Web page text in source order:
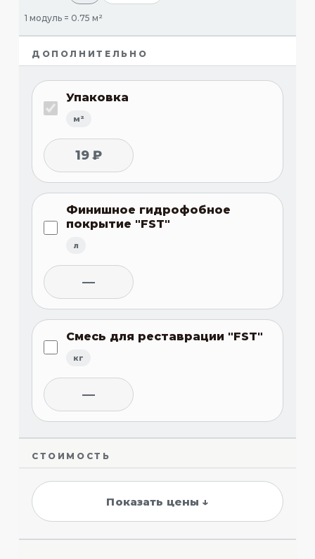
1 модуль = 0.75 м²
ДОПОЛНИТЕЛЬНО
Упаковка
м²
19 ₽
Финишное гидрофобное
покрытие "FST"
л
—
Смесь для реставрации "FST"
кг
—
СТОИМОСТЬ
Показать цены ↓